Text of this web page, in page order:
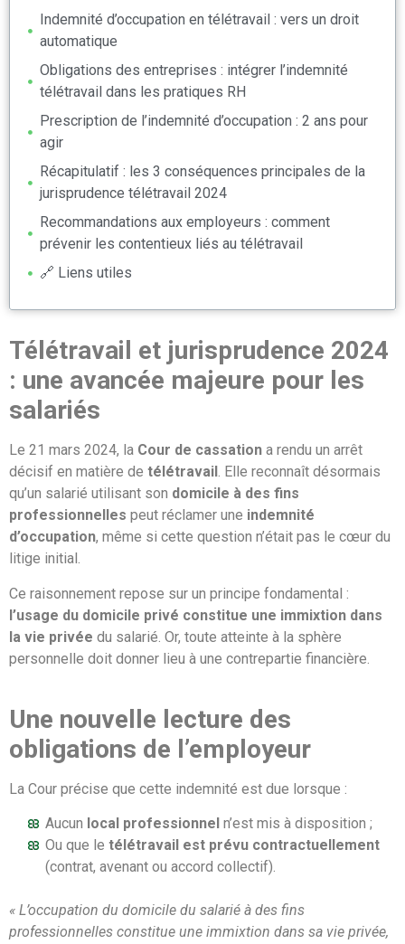
Indemnité d’occupation en télétravail : vers un droit
automatique
Obligations des entreprises : intégrer l’indemnité
télétravail dans les pratiques RH
Prescription de l’indemnité d’occupation : 2 ans pour
agir
Récapitulatif : les 3 conséquences principales de la
jurisprudence télétravail 2024
Recommandations aux employeurs : comment
prévenir les contentieux liés au télétravail
🔗 Liens utiles
Télétravail et jurisprudence 2024
: une avancée majeure pour les
salariés
Le 21 mars 2024, la Cour de cassation a rendu un arrêt
décisif en matière de télétravail. Elle reconnaît désormais
qu’un salarié utilisant son domicile à des fins
professionnelles peut réclamer une indemnité
d’occupation, même si cette question n’était pas le cœur du
litige initial.
Ce raisonnement repose sur un principe fondamental :
l’usage du domicile privé constitue une immixtion dans
la vie privée du salarié. Or, toute atteinte à la sphère
personnelle doit donner lieu à une contrepartie financière.
Une nouvelle lecture des
obligations de l’employeur
La Cour précise que cette indemnité est due lorsque :
Aucun local professionnel n’est mis à disposition ;
Ou que le télétravail est prévu contractuellement
(contrat, avenant ou accord collectif).
« L’occupation du domicile du salarié à des fins
professionnelles constitue une immixtion dans sa vie privée,